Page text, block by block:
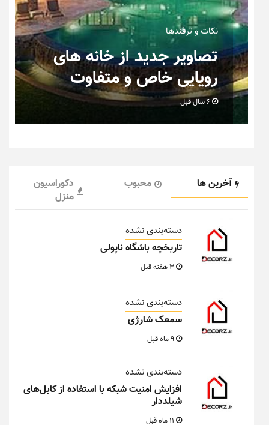
نکات و ترفندها
تصاویر جدید از خانه های
رویایی خاص و متفاوت
آخرین ها محبوب
دکوراسیون
منزل
دسته‌بندی نشده
تاریخچه باشگاه ناپولی
دسته‌بندی نشده
سمعک شارژی
دسته‌بندی نشده
افزایش امنیت شبکه با استفاده از کابل‌های
شیلددار